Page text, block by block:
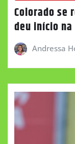
Colorado se
deu início
Andressa